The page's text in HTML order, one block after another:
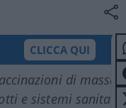
CLICCA QUI
di massa
e sistemi sanitari